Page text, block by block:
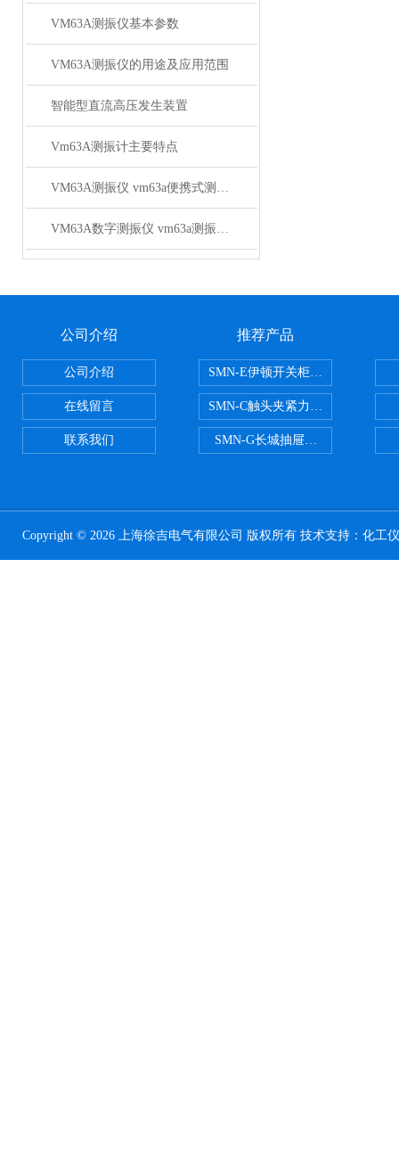
VM63A测振仪基本参数
VM63A测振仪的用途及应用范围
智能型直流高压发生装置
Vm63A测振计主要特点
VM63A测振仪 vm63a便携式测振仪厂家推荐
VM63A数字测振仪 vm63a测振仪*
公司介绍
公司介绍
在线留言
联系我们
推荐产品
SMN-E伊顿开关柜触头夹紧力检
SMN-C触头夹紧力检测仪
SMN-G长城抽屉开关柜触头夹紧
Copyright © 2026 上海徐吉电气有限公司 版权所有 技术支持： 化工